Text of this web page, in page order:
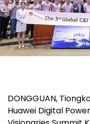
DONGGUAN,
Huawei Digital